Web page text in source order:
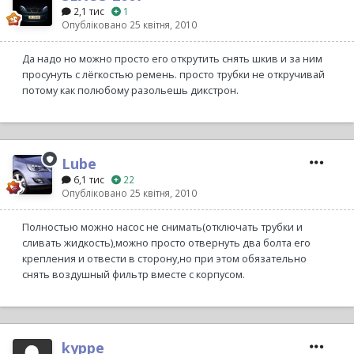
2,1 тис
1
Опубліковано 25 квітня, 2010
Да надо но можно просто его открутить снять шкив и за ним
просунуть с лёгкостью ремень. просто трубки не откручивай
потому как полюбому разольешь дикстрон.
Lube
6,1 тис
22
Опубліковано 25 квітня, 2010
Полностью можно насос не снимать(отключать трубки и
сливать жидкость),можно просто отвернуть два болта его
крепления и отвести в сторону,но при этом обязательно
снять воздушный фильтр вместе с корпусом.
kyppe